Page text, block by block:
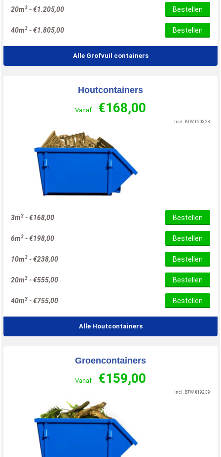
20m3 -€1.205,00 Bestellen
40m3 -€1.805,00 Bestellen
Alle Grofvuil containers
Houtcontainers
Vanaf €168,00
Incl. BTW €203,28
3m3 -€168,00 Bestellen
6m3 -€198,00 Bestellen
10m3 -€238,00 Bestellen
20m3 -€555,00 Bestellen
40m3 -€755,00 Bestellen
Alle Houtcontainers
Groencontainers
Vanaf €159,00
Incl. BTW €192,39